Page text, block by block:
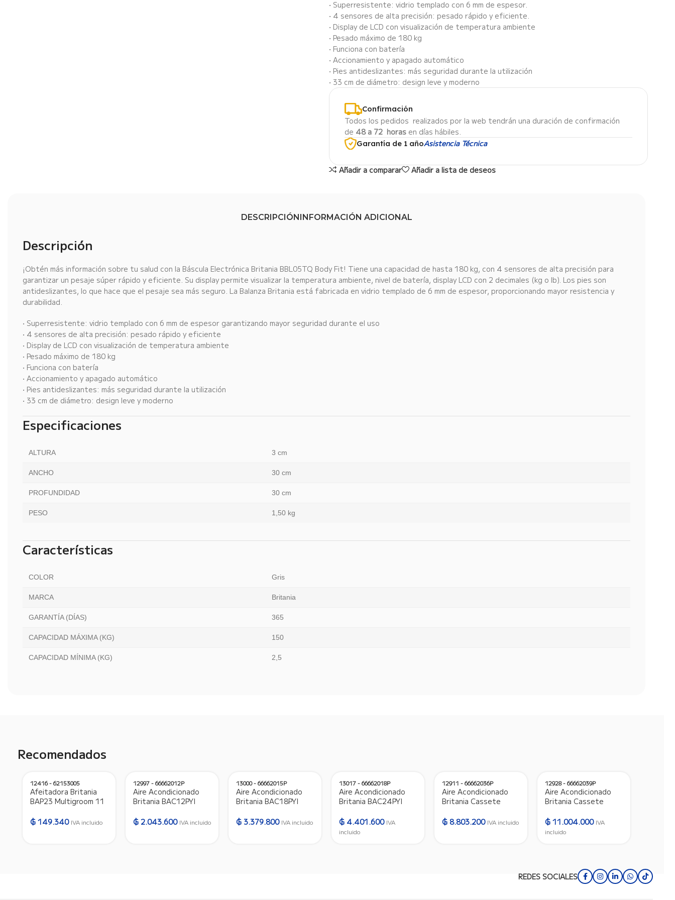
• Superresistente: vidrio templado con 6 mm de espesor.
• 4 sensores de alta precisión: pesado rápido y eficiente.
• Display de LCD con visualización de temperatura ambiente
• Pesado máximo de 180 kg
• Funciona con batería
• Accionamiento y apagado automático
• Pies antideslizantes: más seguridad durante la utilización
• 33 cm de diámetro: design leve y moderno
Confirmación
Todos los pedidos realizados por la web tendrán una duración de confirmación
de 48 a 72 horasen días hábiles.
Garantía de 1 añoAsistencia Técnica
Añadir a comparar Añadir a lista de deseos
DESCRIPCIÓN INFORMACIÓN ADICIONAL
Descripción
¡Obtén más información sobre tu salud con la Báscula Electrónica Britania BBL05TQ Body Fit! Tiene una capacidad de hasta 180 kg, con 4 sensores de alta precisión para
garantizar un pesaje súper rápido y eficiente. Su display permite visualizar la temperatura ambiente, nivel de batería, display LCD con 2 decimales (kg o lb). Los pies son
antideslizantes, lo que hace que el pesaje sea más seguro. La Balanza Britania está fabricada en vidrio templado de 6 mm de espesor, proporcionando mayor resistencia y
durabilidad.
• Superresistente: vidrio templado con 6 mm de espesor garantizando mayor seguridad durante el uso
• 4 sensores de alta precisión: pesado rápido y eficiente
• Display de LCD con visualización de temperatura ambiente
• Pesado máximo de 180 kg
• Funciona con batería
• Accionamiento y apagado automático
• Pies antideslizantes: más seguridad durante la utilización
• 33 cm de diámetro: design leve y moderno
Especificaciones
ALTURA 3 cm
ANCHO 30 cm
PROFUNDIDAD 30 cm
PESO 1,50 kg
Características
COLOR Gris
MARCA Britania
GARANTÍA (DÍAS) 365
CAPACIDAD MÁXIMA (KG) 150
CAPACIDAD MÍNIMA (KG) 2,5
Recomendados
12416 - 62153005
Afeitadora Britania
BAP23 Multigroom 11
₲ 149.340 IVA incluido
12997 - 66662012P
Aire Acondicionado
Britania BAC12PYI
Gas R410A –
₲ 2.043.600 IVA incluido
13000 - 66662015P
Aire Acondicionado
Britania BAC18PYI
Gas R410A –
₲ 3.379.800 IVA incluido
13017 - 66662018P
Aire Acondicionado
Britania BAC24PYI
Frio/Calor Gas R410A
– 220V/50HZ – 13017
₲ 4.401.600 IVA
incluido
12911 - 66662036P
Aire Acondicionado
Britania Cassete
Gas R410A –
₲ 8.803.200 IVA incluido
12928 - 66662039P
Aire Acondicionado
Britania Cassete
Frio/Calor Gas R410A
– 380V/50HZ – 12928
₲ 11.004.000 IVA
incluido
REDES SOCIALES